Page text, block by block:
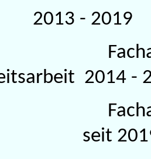
- 2019
2014 -
seit